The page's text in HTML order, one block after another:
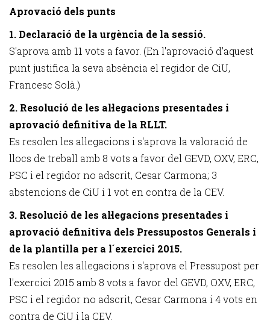
Aprovació dels punts
1. Declaració de la urgència de la sessió.
S'aprova amb 11 vots a favor. (En l'aprovació d'aquest
punt justifica la seva absència el regidor de CiU,
Francesc Solà.)
2. Resolució de les al·legacions presentades i
aprovació definitiva de la RLLT.
Es resolen les al·legacions i s'aprova la valoració de
llocs de treball amb 8 vots a favor del GEVD, OXV, ERC,
PSC i el regidor no adscrit, Cesar Carmona; 3
abstencions de CiU i 1 vot en contra de la CEV.
3. Resolució de les al·legacions presentades i
aprovació definitiva dels Pressupostos Generals i
de la plantilla per a l´exercici 2015.
Es resolen les al·legacions i s'aprova el Pressupost per
l'exercici 2015 amb 8 vots a favor del GEVD, OXV, ERC,
PSC i el regidor no adscrit, Cesar Carmona i 4 vots en
contra de CiU i la CEV.